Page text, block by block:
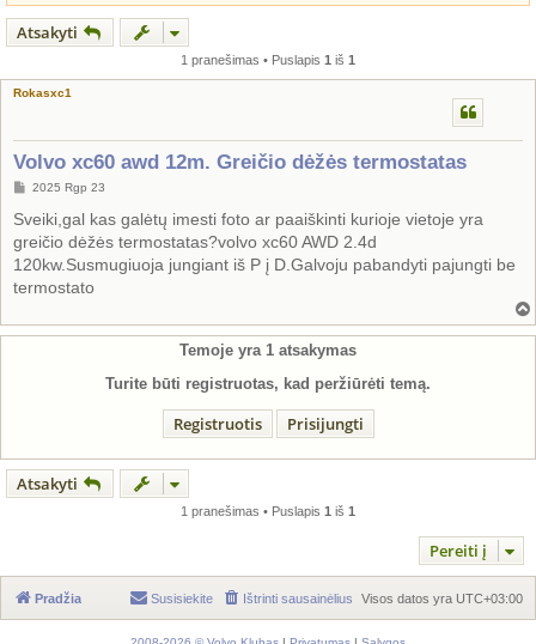
Atsakyti
1 pranešimas • Puslapis 1 iš 1
Rokasxc1
Volvo xc60 awd 12m. Greičio dėžės termostatas
S
a
n
d
a
r
t
ė
2025 Rgp 23
Sveiki,gal kas galėtų imesti foto ar paaiškinti kurioje vietoje yra
greičio dėžės termostatas?volvo xc60 AWD 2.4d
120kw.Susmugiuoja jungiant iš P į D.Galvoju pabandyti pajungti be
termostato
i
Temoje yra 1 atsakymas
Turite būti registruotas, kad peržiūrėti temą.
Registruotis Prisijungti
Atsakyti
1 pranešimas • Puslapis 1 iš 1
Pereiti į
Pradžia Visos datos yra UTC+03:00
Ištrinti sausainėlius
Susisiekite